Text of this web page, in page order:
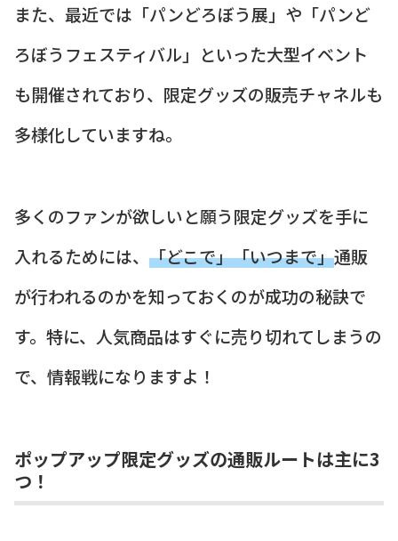
また、最近では「パンどろぼう展」や「パンど
ろぼうフェスティバル」といった大型イベント
も開催されており、限定グッズの販売チャネルも
多様化していますね。
多くのファンが欲しいと願う限定グッズを手に
入れるためには、 「どこで」「いつまで」通販
が行われるのかを知っておくのが成功の秘訣で
す。特に、人気商品はすぐに売り切れてしまうの
で、情報戦になりますよ！
ポップアップ限定グッズの通販ルートは主に3
つ！